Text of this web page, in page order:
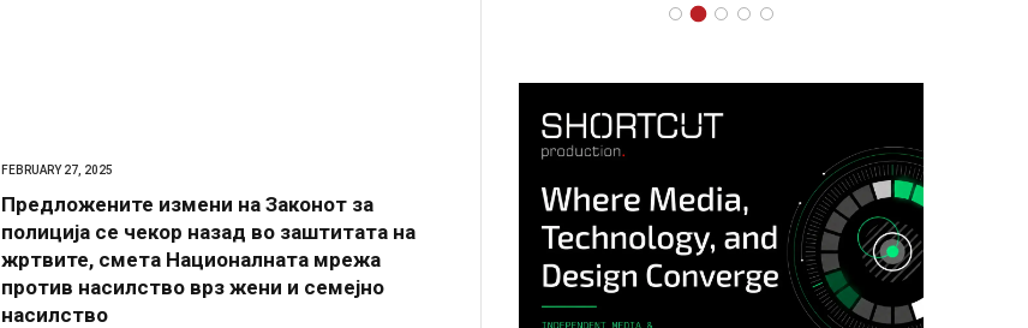
FEBRUARY 27, 2025
Предложените измени на Законот за
полиција се чекор назад во заштитата на
жртвите, смета Националната мрежа
против насилство врз жени и семејно
насилство